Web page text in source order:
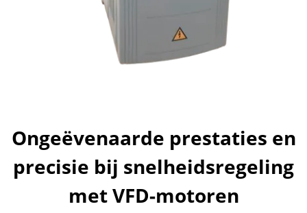
Ongeëvenaarde prestaties en
precisie bij snelheidsregeling
met VFD-motoren